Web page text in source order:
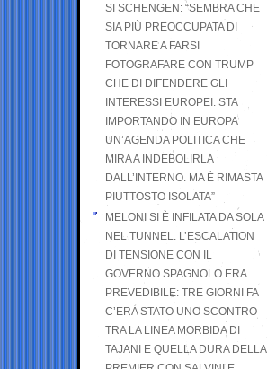
SI SCHENGEN: “SEMBRA CHE
SIA PIÙ PREOCCUPATA DI
TORNARE A FARSI
FOTOGRAFARE CON TRUMP
CHE DI DIFENDERE GLI
INTERESSI EUROPEI. STA
IMPORTANDO IN EUROPA
UN’AGENDA POLITICA CHE
MIRA A INDEBOLIRLA
DALL’INTERNO. MA È RIMASTA
PIUTTOSTO ISOLATA”
MELONI SI È INFILATA DA SOLA
NEL TUNNEL. L’ESCALATION
DI TENSIONE CON IL
GOVERNO SPAGNOLO ERA
PREVEDIBILE: TRE GIORNI FA
C’ERA STATO UNO SCONTRO
TRA LA LINEA MORBIDA DI
TAJANI E QUELLA DURA DELLA